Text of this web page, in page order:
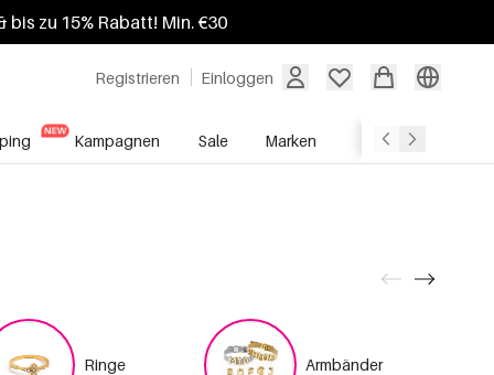
bis zu 15% Rabatt! Min. €30
Registrieren Einloggen
Kampagnen Sale Marken
Ringe Armbänder